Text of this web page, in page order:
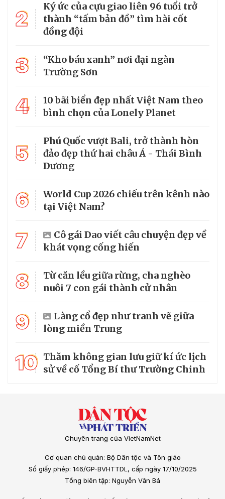
2
Ký ức của cựu giao liên 96 tuổi trở
thành “tấm bản đồ” tìm hài cốt
đồng đội
3
“Kho báu xanh” nơi đại ngàn
Trường Sơn
4
10 bãi biển đẹp nhất Việt Nam theo
bình chọn của Lonely Planet
5
Phú Quốc vượt Bali, trở thành hòn
đảo đẹp thứ hai châu Á - Thái Bình
Dương
6
World Cup 2026 chiếu trên kênh nào
tại Việt Nam?
7
Cô gái Dao viết câu chuyện đẹp về
khát vọng cống hiến
8
Từ căn lều giữa rừng, cha nghèo
nuôi 7 con gái thành cử nhân
9
Làng cổ đẹp như tranh vẽ giữa
lòng miền Trung
10 Thăm không gian lưu giữ kí ức lịch
sử về cố Tổng Bí thư Trường Chinh
Chuyên trang của VietNamNet
Cơ quan chủ quản: Bộ Dân tộc và Tôn giáo
Số giấy phép: 146/GP-BVHTTDL, cấp ngày 17/10/2025
Tổng biên tập: Nguyễn Văn Bá